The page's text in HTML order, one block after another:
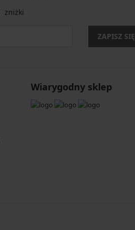
zniżki
ZAPISZ SIĘ
Wiarygodny sklep